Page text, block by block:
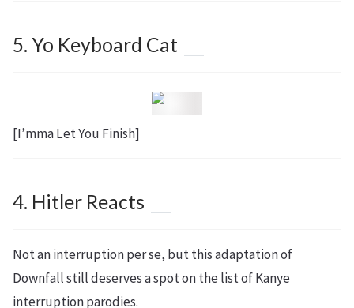
5. Yo Keyboard Cat
[I’mma Let You Finish]
4. Hitler Reacts
Not an interruption per se, but this adaptation of
Downfall still deserves a spot on the list of Kanye
interruption parodies.